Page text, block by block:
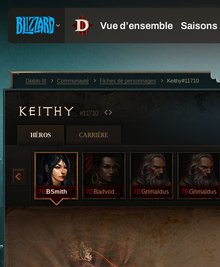
KEITHY#11710
HÉROS CARRIÈRE
70 BSmith 70 BadvodooNaga 70Grimaldus 70Grimaldus
Diablo III Communauté Fiches de personnages Keithy#11710